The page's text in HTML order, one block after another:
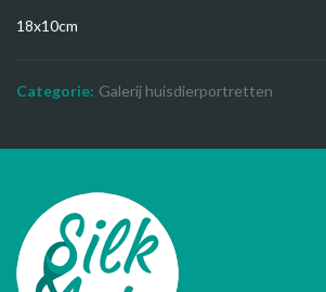
18x10cm
Categorie: Galerij huisdierportretten